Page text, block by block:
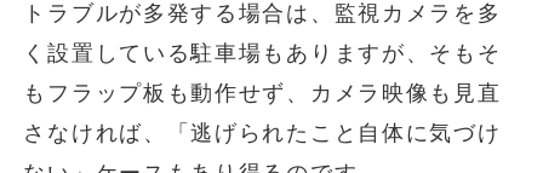
トラブルが多発する場合は、監視カメラを多
く設置している駐車場もありますが、そもそ
もフラップ板も動作せず、カメラ映像も見直
さなければ、「逃げられたこと自体に気づけ